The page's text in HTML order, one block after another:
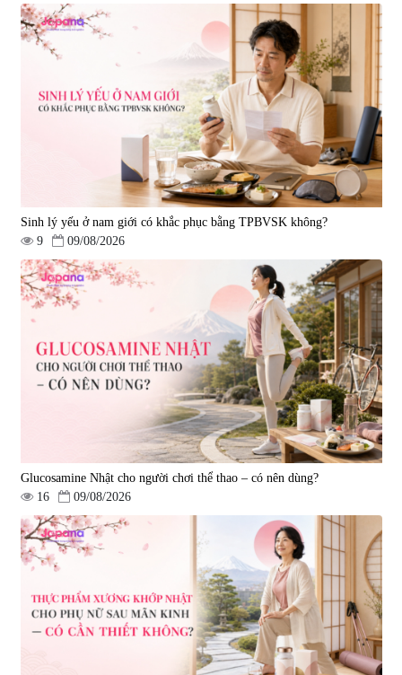
Tẩy tế bào chết Nichiei Bussan
Nano NMN+ Peeling Gel
1.490.000 đ
Viên uống hỗ trợ bền thành
mạch, ngừa tai biến Elastin Plus
& Nattokinase Hokoen 80 viên
|0
980.000 đ
Viên uống bổ gan Ribeto Shoji
Hepaclean 60 viên
690.000 đ
Viên uống hỗ trợ cải thiện thoát
vị đĩa đệm Kyoto Has 30 viên
|14.560
1.600.000 đ
Viên uống hỗ trợ giấc ngủ Fujina
Sleepy Nhật Bản 80 viên
Viên uống phòng ngừa & hỗ trợ
điều trị đột quỵ Biken Kinase
Gold 60 viên
|0
1.570.000 đ
Sinh lý yếu ở nam giới có khắc phục bằng TPBVSK không?
9
09/08/2026
Glucosamine Nhật cho người chơi thể thao – có nên dùng?
16
09/08/2026